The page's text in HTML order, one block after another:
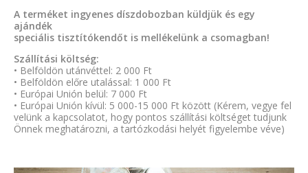
A terméket ingyenes díszdobozban küldjük és egy
ajándék
speciális tisztítókendőt is mellékelünk a csomagban!
Szállítási költség:
• Belföldön utánvéttel: 2 000 Ft
• Belföldön előre utalással: 1 000 Ft
• Európai Unión belül: 7 000 Ft
• Európai Unión kívül: 5 000-15 000 Ft között (Kérem, vegye fel
velünk a kapcsolatot, hogy pontos szállítási költséget tudjunk
Önnek meghatározni, a tartózkodási helyét figyelembe véve)